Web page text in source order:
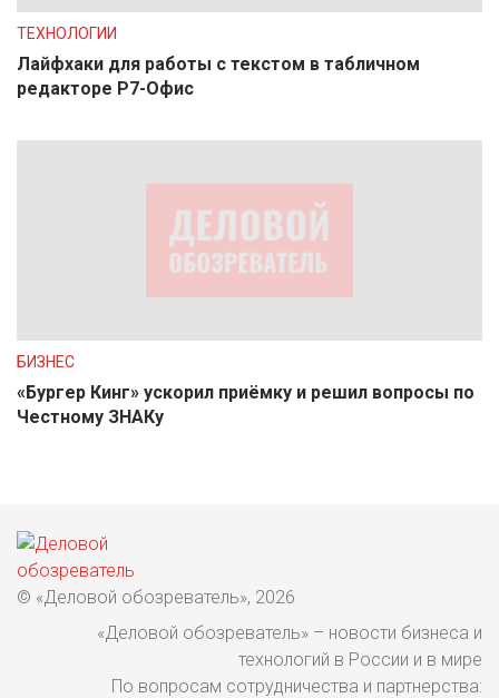
ТЕХНОЛОГИИ
Лайфхаки для работы с текстом в табличном
редакторе Р7-Офис
БИЗНЕС
«Бургер Кинг» ускорил приёмку и решил вопросы по
Честному ЗНАКу
© «Деловой обозреватель», 2026
«Деловой обозреватель» – новости бизнеса и
технологий в России и в мире
По вопросам сотрудничества и партнерства: